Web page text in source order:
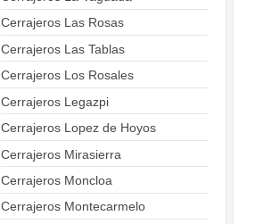
Cerrajeros Las Rosas
Cerrajeros Las Tablas
Cerrajeros Los Rosales
Cerrajeros Legazpi
Cerrajeros Lopez de Hoyos
Cerrajeros Mirasierra
Cerrajeros Moncloa
Cerrajeros Montecarmelo